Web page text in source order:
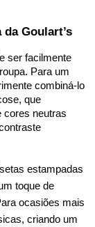
Goulart’s
ser facilmente
Para um
combiná-lo
que
cores neutras
estampadas
toque de
ocasiões mais
criando um